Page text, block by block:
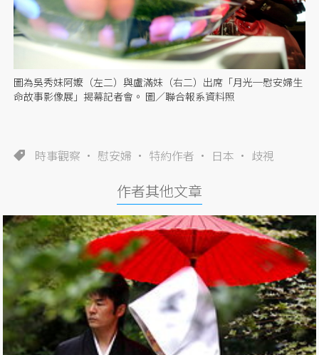
圖為吳秀妹阿嬤（左二）與盧滿妹（右二）出席「月光─慰安婦生
命故事影像展」揭幕記者會。 圖／聯合報系資料照
時事觀察 慰安婦 特約作者 日本 歧視
作者其他文章